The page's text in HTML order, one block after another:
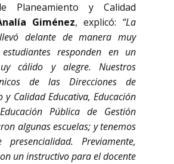
Planeamiento y Calidad
Giménez, explicó: “La
delante de manera muy
responden en un
cálido y alegre. Nuestros
de las Direcciones de
y Calidad Educativa, Educación
Pública de Gestión
algunas escuelas; y tenemos
Previamente,
un instructivo para el docente